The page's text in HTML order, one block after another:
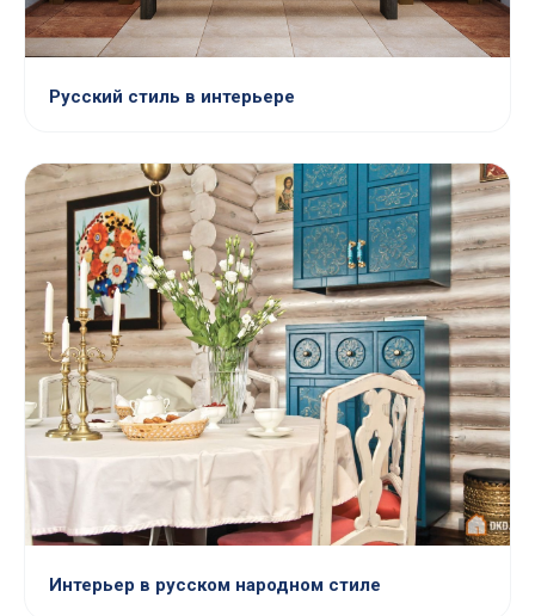
Русский стиль в интерьере
Интерьер в русском народном стиле